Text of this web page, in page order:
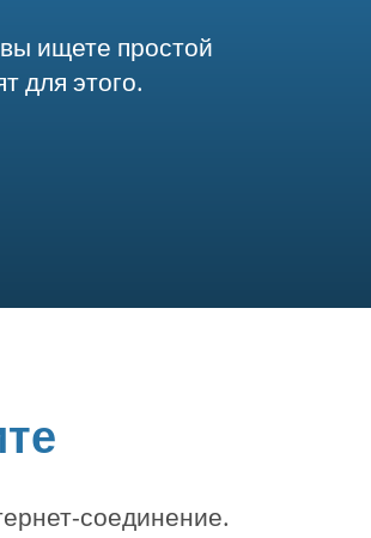
ищете простой
для этого.
соединение.